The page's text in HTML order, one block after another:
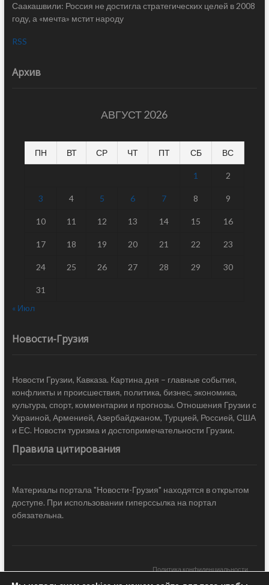
Саакашвили: Россия не достигла стратегических целей в 2008
году, а «мечта» мстит народу
RSS
Архив
АВГУСТ 2026
ПН ВТ СР ЧТ ПТ СБ ВС
1 2
3 4 5 6 7 8 9
10 11 12 13 14 15 16
17 18 19 20 21 22 23
24 25 26 27 28 29 30
31
« Июл
Новости-Грузия
Новости Грузии, Кавказа. Картина дня – главные события,
конфликты и происшествия, политика, бизнес, экономика,
культура, спорт, комментарии и прогнозы. Отношения Грузии с
Украиной, Арменией, Азербайджаном, Турцией, Россией, США
и ЕС. Новости туризма и достопримечательности Грузии.
Правила цитирования
Материалы портала "Новости-Грузия" находятся в открытом
доступе. При использовании гиперссылка на портал
обязательна.
Политика конфиденциальности